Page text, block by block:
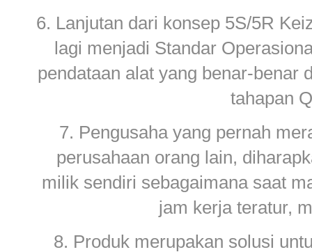
6. Lanjutan dari konsep 5S/5R
lagi menjadi Standar
pendataan alat yang benar-benar
tahapan
7. Pengusaha yang pernah
perusahaan orang lain,
milik sendiri sebagaimana saat
jam kerja teratur,
8. Produk merupakan solusi